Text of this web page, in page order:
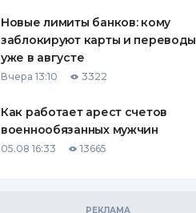
Новые лимиты банков: кому
заблокируют карты и переводы
уже в августе
Вчера 13:10 3322
Как работает арест счетов
военнообязанных мужчин
05.08 16:33 13665